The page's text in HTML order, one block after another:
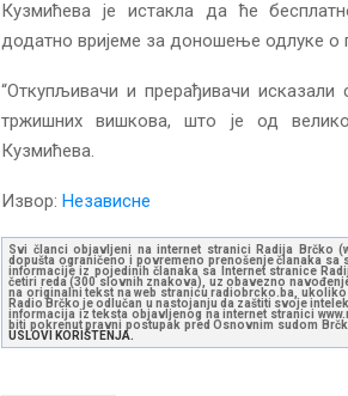
Кузмићева је истакла да ће
додатно вријеме за доношење одлуке о
“Откупљивачи и прерађивачи
тржишних вишкова, што је од
Кузмићева.
Извор: Независне
Svi članci objavljeni na internet stranici Radija Brčko
dopušta ograničeno i povremeno prenošenje članaka
informacije iz pojedinih članaka sa Internet stranice
četiri reda (300 slovnih znakova), uz obavezno
na originalni tekst na web stranicu radiobrcko.ba,
Radio Brčko je odlučan u nastojanju da zaštiti svoje
informacija iz teksta objavljenog na internet stranici
biti pokrenut pravni postupak pred Osnovnim sudom
USLOVI KORIŠTENJA.